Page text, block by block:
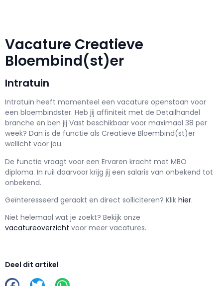
Vacature Creatieve
Bloembind(st)er
Intratuin
Intratuin heeft momenteel een vacature openstaan voor
een bloembindster. Heb jij affiniteit met de Detailhandel
branche en ben jij Vast beschikbaar voor maximaal 38 per
week? Dan is de functie als Creatieve Bloembind(st)er
wellicht voor jou.
De functie vraagt voor een Ervaren kracht met MBO
diploma. In ruil daarvoor krijg jij een salaris van onbekend tot
onbekend.
Geïnteresseerd geraakt en direct solliciteren? Klik hier.
Niet helemaal wat je zoekt? Bekijk onze
vacatureoverzicht voor meer vacatures.
Deel dit artikel